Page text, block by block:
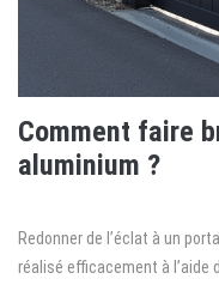
Comment faire
aluminium ?
Redonner de l’éclat à un
réalisé efficacement à l’aide